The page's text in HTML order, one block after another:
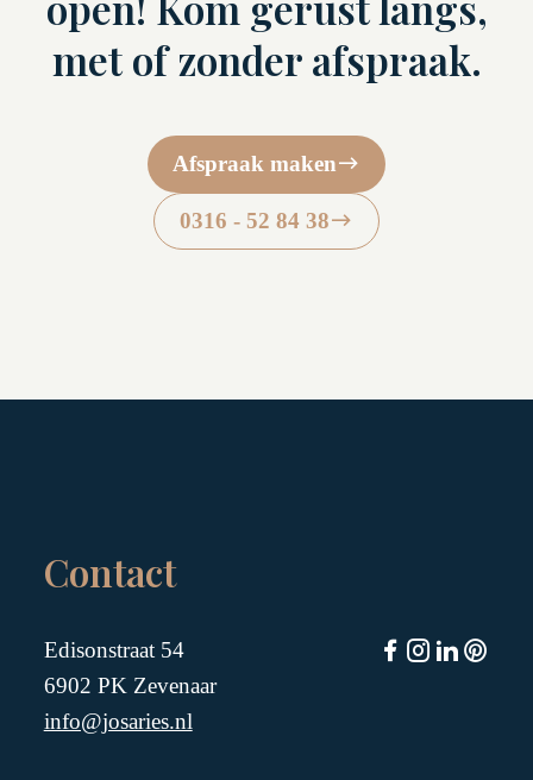
met of zonder afspraak.
Afspraak maken
0316 - 52 84 38
Contact
Edisonstraat 54
6902 PK Zevenaar
info@josaries.nl